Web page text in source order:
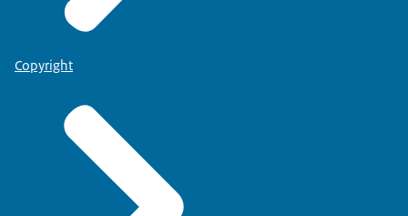
Copyright